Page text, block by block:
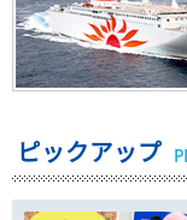
ピックアップ